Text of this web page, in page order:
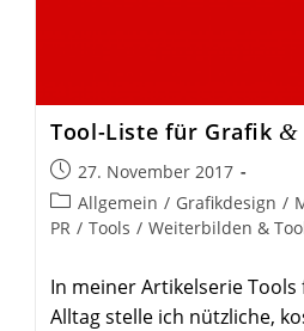
Tool-Liste für Grafik &
Beitrag
veröffentlicht:
27. November 2017
Beitrags-
Kategorie:
Allgemein / Grafikdesign /
PR / Tools / Weiterbilden &
In meiner Artikelserie
Alltag stelle ich nützliche,